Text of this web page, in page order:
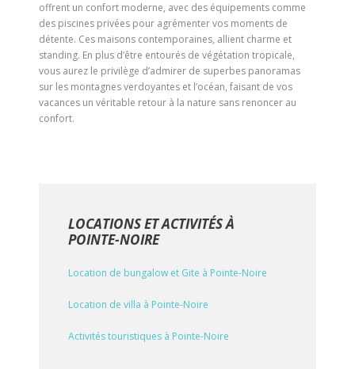
offrent un confort moderne, avec des équipements comme
des piscines privées pour agrémenter vos moments de
détente. Ces maisons contemporaines, allient charme et
standing. En plus d’être entourés de végétation tropicale,
vous aurez le privilège d’admirer de superbes panoramas
sur les montagnes verdoyantes et l’océan, faisant de vos
vacances un véritable retour à la nature sans renoncer au
confort.
LOCATIONS ET ACTIVITÉS À
POINTE-NOIRE
Location de bungalow et Gite à Pointe-Noire
Location de villa à Pointe-Noire
Activités touristiques à Pointe-Noire